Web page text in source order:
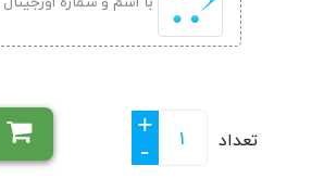
تعداد
+
-